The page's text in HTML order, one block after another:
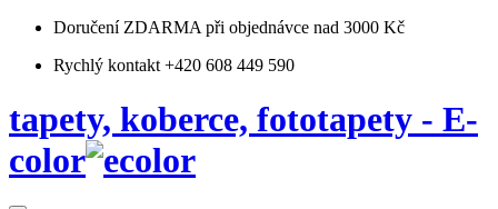
Doručení ZDARMA při objednávce nad 3000 Kč
Rychlý kontakt +420 608 449 590
tapety, koberce, fototapety - E-
color